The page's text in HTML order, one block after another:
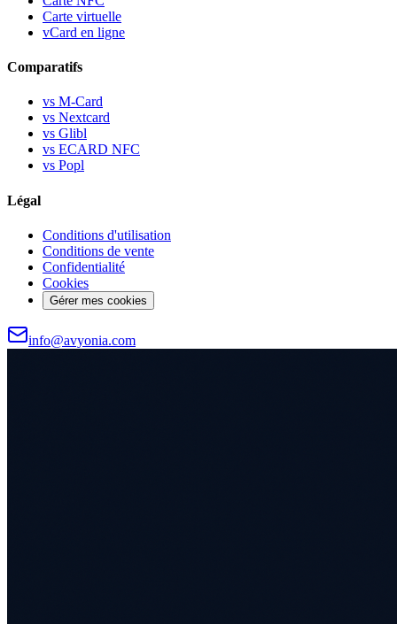
Carte virtuelle
vCard en ligne
Comparatifs
vs M-Card
vs Nextcard
vs Glibl
vs ECARD NFC
vs Popl
Légal
Conditions d'utilisation
Conditions de vente
Confidentialité
Cookies
Gérer mes cookies
info@avyonia.com